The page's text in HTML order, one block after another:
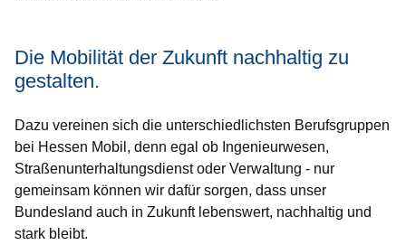
Die Mobilität der Zukunft nachhaltig zu
gestalten.
Dazu vereinen sich die unterschiedlichsten Berufsgruppen
bei Hessen Mobil, denn egal ob Ingenieurwesen,
Straßenunterhaltungsdienst oder Verwaltung - nur
gemeinsam können wir dafür sorgen, dass unser
Bundesland auch in Zukunft lebenswert, nachhaltig und
stark bleibt.